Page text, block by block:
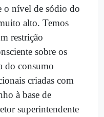
o nível de sódio do
alto. Temos
restrição
sobre os
do consumo
criadas com
à base de
superintendente